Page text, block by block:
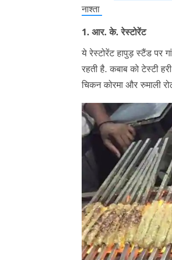
नाश्ता
1. आर. के. रेस्टोरेंट
ये रेस्टोरेंट हापुड़ स्टैंड पर
रहती है. कबाब को टेस्टी
चिकन कोरमा और रुमाली